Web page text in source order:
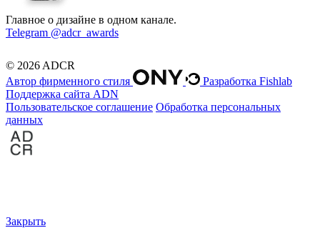
Главное о дизайне в одном канале.
Telegram @adcr_awards
© 2026 ADCR
Автор фирменного стиля
Разработка Fishlab
Поддержка сайта ADN
Пользовательское соглашение Обработка персональных
данных
Закрыть